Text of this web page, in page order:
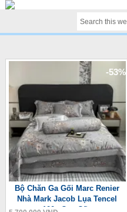
-53%
Bộ Chăn Ga Gối Marc Renier
Nhà Mark Jacob Lụa Tencel
100s Cao Cấp